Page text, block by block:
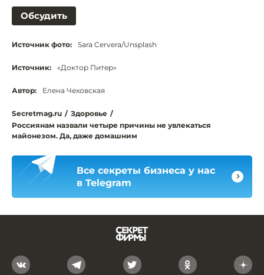
Обсудить
Источник фото: Sara Cervera/Unsplash
Источник: «Доктор Питер»
Автор: Елена Чеховская
Secretmag.ru / Здоровье /
Россиянам назвали четыре причины не увлекаться
майонезом. Да, даже домашним
Все секреты бизнеса у нас
в Telegram